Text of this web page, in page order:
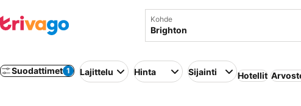
Kohde
Suodattimet 1 Lajittelu Hinta Sijainti Hotellit